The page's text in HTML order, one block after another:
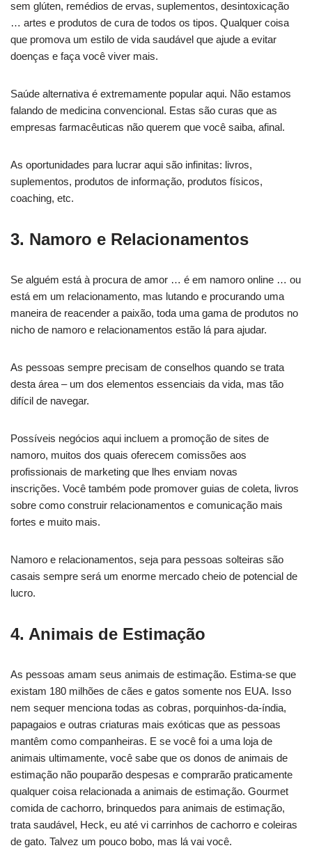
sem glúten, remédios de ervas, suplementos, desintoxicação
… artes e produtos de cura de todos os tipos. Qualquer coisa
que promova um estilo de vida saudável que ajude a evitar
doenças e faça você viver mais.
Saúde alternativa é extremamente popular aqui. Não estamos
falando de medicina convencional. Estas são curas que as
empresas farmacêuticas não querem que você saiba, afinal.
As oportunidades para lucrar aqui são infinitas: livros,
suplementos, produtos de informação, produtos físicos,
coaching, etc.
3. Namoro e Relacionamentos
Se alguém está à procura de amor … é em namoro online … ou
está em um relacionamento, mas lutando e procurando uma
maneira de reacender a paixão, toda uma gama de produtos no
nicho de namoro e relacionamentos estão lá para ajudar.
As pessoas sempre precisam de conselhos quando se trata
desta área – um dos elementos essenciais da vida, mas tão
difícil de navegar.
Possíveis negócios aqui incluem a promoção de sites de
namoro, muitos dos quais oferecem comissões aos
profissionais de marketing que lhes enviam novas
inscrições. Você também pode promover guias de coleta, livros
sobre como construir relacionamentos e comunicação mais
fortes e muito mais.
Namoro e relacionamentos, seja para pessoas solteiras são
casais sempre será um enorme mercado cheio de potencial de
lucro.
4. Animais de Estimação
As pessoas amam seus animais de estimação. Estima-se que
existam 180 milhões de cães e gatos somente nos EUA. Isso
nem sequer menciona todas as cobras, porquinhos-da-índia,
papagaios e outras criaturas mais exóticas que as pessoas
mantêm como companheiras. E se você foi a uma loja de
animais ultimamente, você sabe que os donos de animais de
estimação não pouparão despesas e comprarão praticamente
qualquer coisa relacionada a animais de estimação. Gourmet
comida de cachorro, brinquedos para animais de estimação,
trata saudável, Heck, eu até vi carrinhos de cachorro e coleiras
de gato. Talvez um pouco bobo, mas lá vai você.